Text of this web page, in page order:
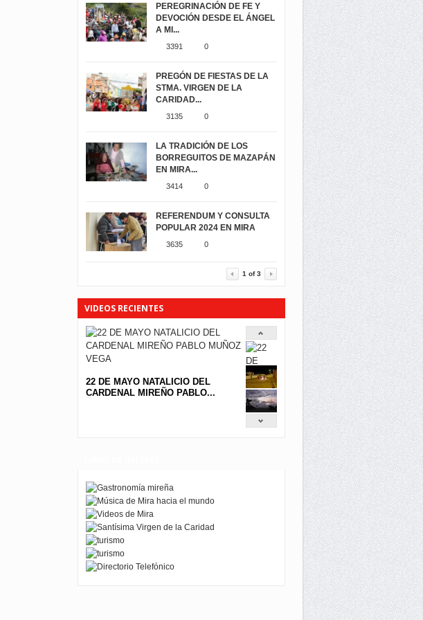
PEREGRINACIÓN DE FE Y
DEVOCIÓN DESDE EL ÁNGEL
A MI...
3391 0
PREGÓN DE FIESTAS DE LA
STMA. VIRGEN DE LA
CARIDAD...
3135 0
LA TRADICIÓN DE LOS
BORREGUITOS DE MAZAPÁN
EN MIRA...
3414 0
REFERENDUM Y CONSULTA
POPULAR 2024 EN MIRA
3635 0
1 of3
VIDEOS RECIENTES
22 DE MAYO NATALICIO DEL
CARDENAL MIREÑO PABLO...